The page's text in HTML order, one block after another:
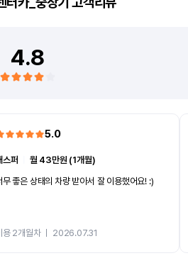
4.8
5.0
스퍼
월 43만원 (1개월)
무 좋은 상태의 차량 받아서 잘 이용했어요! :)
용 2개월차ㅣ 2026.07.31